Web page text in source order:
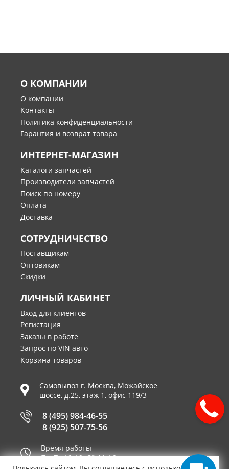
О КОМПАНИИ
О компании
Контакты
Политика конфиденциальности
Гарантия и возврат товара
ИНТЕРНЕТ-МАГАЗИН
Каталоги запчастей
Производители запчастей
Поиск по номеру
Оплата
Доставка
СОТРУДНИЧЕСТВО
Поставщикам
Оптовикам
Скидки
ЛИЧНЫЙ КАБИНЕТ
Вход для клиентов
Регистация
Заказы в работе
Запрос по VIN авто
Корзина товаров
Самовывоз г. Москва, Можайское
шоссе, д.25, этаж 1, офис 119/3
8 (495) 984-46-55
8 (925) 507-75-56
Время работы
Пн-Пт 10-19, Сб 11-16